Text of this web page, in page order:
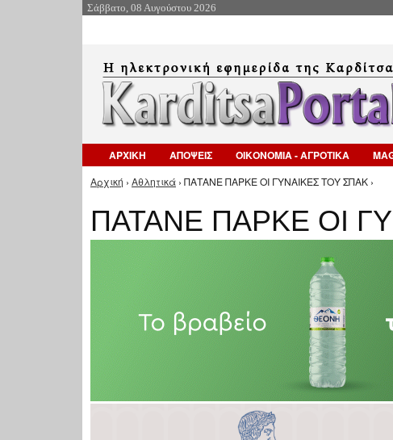
Σάββατο, 08 Αυγούστου 2026
ΑΡΧΙΚΗ ΑΠΟΨΕΙΣ ΟΙΚΟΝΟΜΙΑ - ΑΓΡΟΤΙΚΑ
Είστε εδώ
Αρχική › Αθλητικά › ΠΑΤΑΝΕ ΠΑΡΚΕ ΟΙ ΓΥΝΑΙΚΕΣ ΤΟΥ ΣΠΑΚ ›
ΠΑΤΑΝΕ ΠΑΡΚΕ ΟΙ